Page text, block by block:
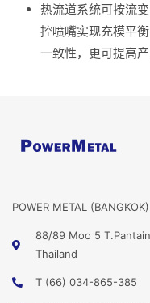
热流道系统可按流
控喷嘴实现充模平
一致性，更可提高
POWER METAL
88/89 Moo 5
Thailand
T (66) 034-865-385